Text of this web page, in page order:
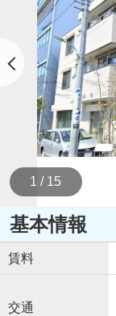
1 / 15
基本情報
賃料
交通